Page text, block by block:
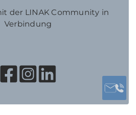
der LINAK Community in
Verbindung